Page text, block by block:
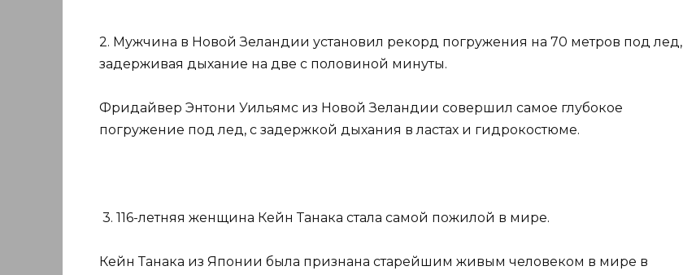
2. Мужчина в Новой Зеландии установил рекорд погружения на 70 метров под лед,
задерживая дыхание на две с половиной минуты.
Фридайвер Энтони Уильямс из Новой Зеландии совершил самое глубокое
погружение под лед, с задержкой дыхания в ластах и гидрокостюме.
3. 116-летняя женщина Кейн Танака стала самой пожилой в мире.
Кейн Танака из Японии была признана старейшим живым человеком в мире в